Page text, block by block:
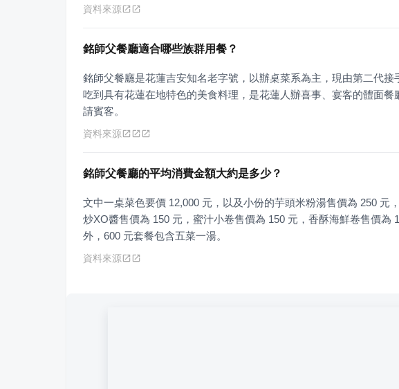
資料來源
銘師父餐廳適合哪些族群用餐？
銘師父餐廳是花蓮吉安知名老字號，以辦桌菜系為主，現由第二代
吃到具有花蓮在地特色的美食料理，是花蓮人辦喜事、宴客的體面餐
請賓客。
資料來源
銘師父餐廳的平均消費金額大約是多少？
文中一桌菜色要價 12,000 元，以及小份的芋頭米粉湯售價為 250 元
炒XO醬售價為 150 元，蜜汁小卷售價為 150 元，香酥海鮮卷售價為
外，600 元套餐包含五菜一湯。
資料來源